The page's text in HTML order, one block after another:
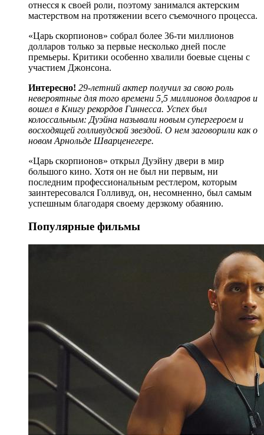
отнесся к своей роли, поэтому занимался актерским
мастерством на протяжении всего съемочного процесса.
«Царь скорпионов» собрал более 36-ти миллионов
долларов только за первые несколько дней после
премьеры. Критики особенно хвалили боевые сцены с
участием Джонсона.
Интересно! 29-летний актер получил за свою роль
невероятные для того времени 5,5 миллионов долларов и
вошел в Книгу рекордов Гиннесса. Успех был
колоссальным: Дуэйна называли новым супергероем и
восходящей голливудской звездой. О нем заговорили как о
новом Арнольде Шварценегере.
«Царь скорпионов» открыл Дуэйну двери в мир
большого кино. Хотя он не был ни первым, ни
последним профессиональным рестлером, которым
заинтересовался Голливуд, он, несомненно, был самым
успешным благодаря своему дерзкому обаянию.
Популярные фильмы